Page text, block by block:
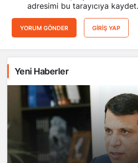
adresimi bu tarayıcıya kaydet.
YORUM GÖNDER GIRIŞ YAP
Yeni Haberler